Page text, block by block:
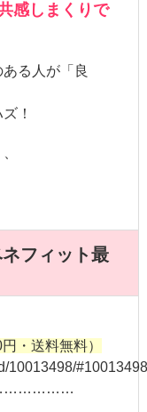
感しまくりで
る人が「良
！
フィット最
・送料無料）
10013498/#10013498